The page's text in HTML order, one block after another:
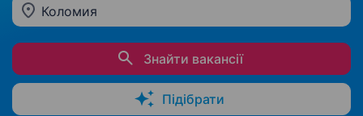
Коломия
Знайти вакансії
Підібрати